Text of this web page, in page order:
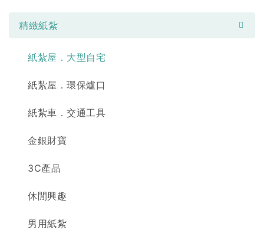
精緻紙紮
紙紮屋．大型自宅
紙紮屋．環保爐口
紙紮車．交通工具
金銀財寶
3C產品
休閒興趣
男用紙紮